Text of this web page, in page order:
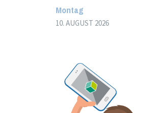
Montag
10. AUGUST 2026